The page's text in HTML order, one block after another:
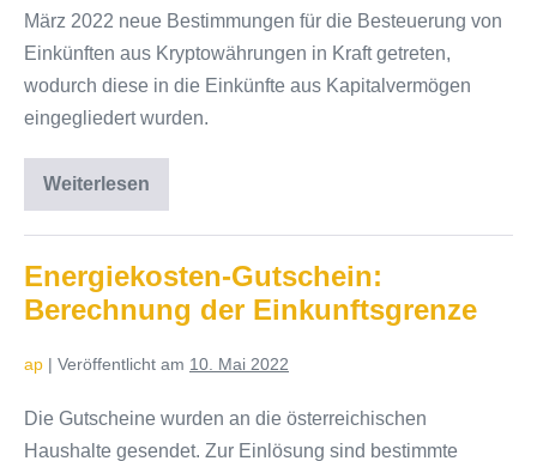
März 2022 neue Bestimmungen für die Besteuerung von
Einkünften aus Kryptowährungen in Kraft getreten,
wodurch diese in die Einkünfte aus Kapitalvermögen
eingegliedert wurden.
WeiterlesenNeuregelung
der
Kryptowährungen
Energiekosten-Gutschein:
Berechnung der Einkunftsgrenze
ap | Veröffentlicht am 10. Mai 2022
Die Gutscheine wurden an die österreichischen
Haushalte gesendet. Zur Einlösung sind bestimmte